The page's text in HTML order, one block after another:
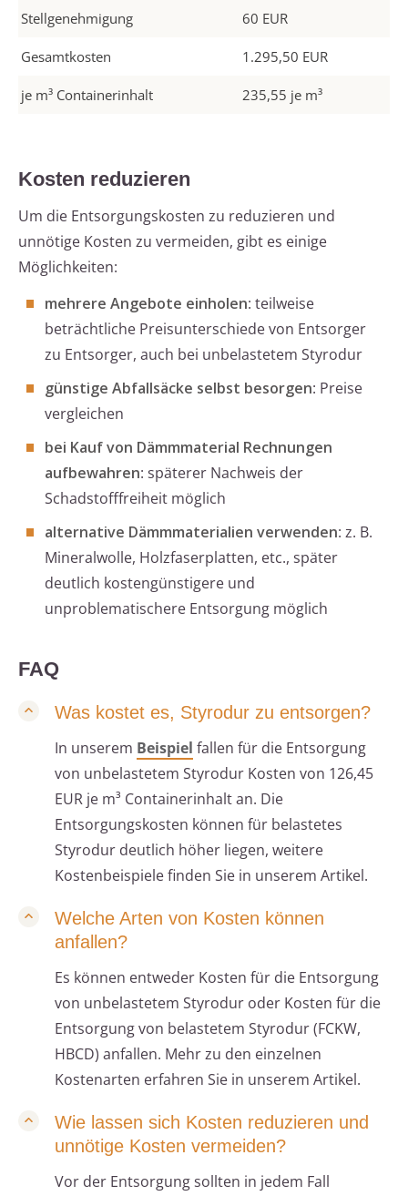
Stellgenehmigung 60 EUR
Gesamtkosten 1.295,50 EUR
je m³ Containerinhalt 235,55 je m³
Kosten reduzieren
Um die Entsorgungskosten zu reduzieren und
unnötige Kosten zu vermeiden, gibt es einige
Möglichkeiten:
mehrere Angebote einholen: teilweise
beträchtliche Preisunterschiede von Entsorger
zu Entsorger, auch bei unbelastetem Styrodur
günstige Abfallsäcke selbst besorgen: Preise
vergleichen
bei Kauf von Dämmmaterial Rechnungen
aufbewahren: späterer Nachweis der
Schadstofffreiheit möglich
alternative Dämmmaterialien verwenden: z. B.
Mineralwolle, Holzfaserplatten, etc., später
deutlich kostengünstigere und
unproblematischere Entsorgung möglich
FAQ
Was kostet es, Styrodur zu entsorgen?
In unserem Beispiel fallen für die Entsorgung
von unbelastetem Styrodur Kosten von 126,45
EUR je m³ Containerinhalt an. Die
Entsorgungskosten können für belastetes
Styrodur deutlich höher liegen, weitere
Kostenbeispiele finden Sie in unserem Artikel.
Welche Arten von Kosten können
anfallen?
Es können entweder Kosten für die Entsorgung
von unbelastetem Styrodur oder Kosten für die
Entsorgung von belastetem Styrodur (FCKW,
HBCD) anfallen. Mehr zu den einzelnen
Kostenarten erfahren Sie in unserem Artikel.
Wie lassen sich Kosten reduzieren und
unnötige Kosten vermeiden?
Vor der Entsorgung sollten in jedem Fall